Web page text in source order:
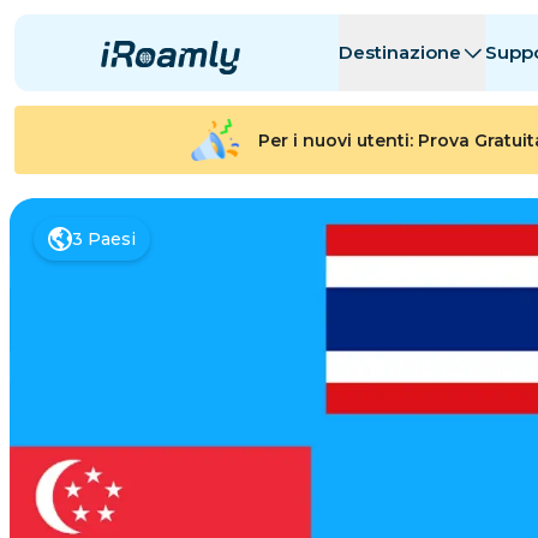
Destinazione
eSIM Locali
eSIM Regionali
Argentina
Azerbaigian
Bulgaria
Per i nuovi utenti: Prova
3 Paesi